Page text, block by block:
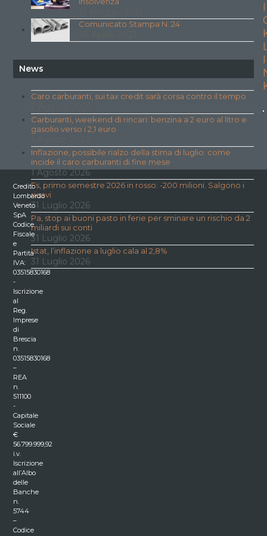
Comunicato Stampa N. 24
News
Caro carburanti, sui tax credit sarà corsa contro il tempo
Carburanti, weekend di rincari: benzina a 2 euro al litro e
gasolio verso i 2,1 euro
Inflazione, possibile rialzo della stima di luglio: come
incide il caro carburanti di fine mese
1 Agosto 2026
Fs, primo semestre 2026 in rosso: -200 milioni. Salgono i
ricavi
31 Luglio 2026
Pa, stop ai buoni pasto in ferie per sminare un rischio da 2
miliardi sui conti
31 Luglio 2026
Istat, l’inflazione a luglio cala al 2,8%
31 Luglio 2026
I
I
Credito
Lombardo
Veneto
SpA
Codice
Fiscale
e
Partita
IVA:
03515830168
-
Iscrizione
al
Reg.
Imprese
di
Brescia
n.
03515830168
–
REA
n.
511100
-
Capitale
Sociale
€
56.799.999,92
i.v.
Iscrizione
all’Albo
delle
Banche
n.
5744
–
Codice